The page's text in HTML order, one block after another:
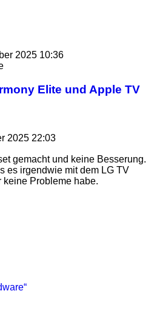
2025 10:36
Elite und Apple TV
2025 22:03
gemacht und keine Besserung.
es irgendwie mit dem LG TV
keine Probleme habe.